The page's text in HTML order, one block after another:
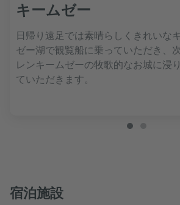
キームゼー
日帰り遠足では素晴らしくきれいな
ゼー湖で観覧船に乗っていただき、
レンキームゼーの牧歌的なお城に浸
ていただきます。
宿泊施設